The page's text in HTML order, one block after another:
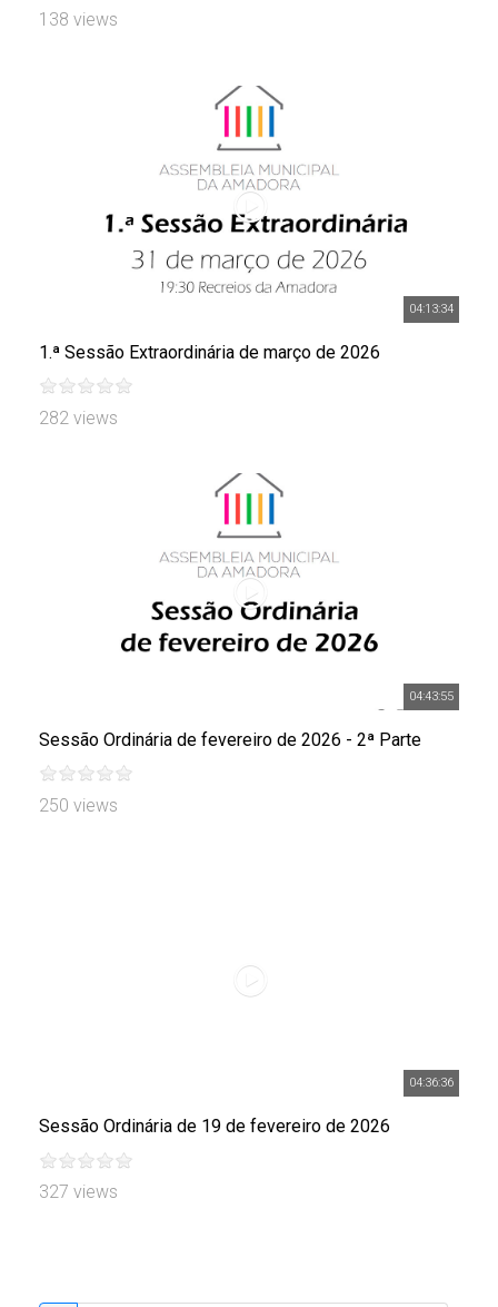
138 views
04:13:34
1.ª Sessão Extraordinária de março de 2026
282 views
04:43:55
Sessão Ordinária de fevereiro de 2026 - 2ª Parte
250 views
04:36:36
Sessão Ordinária de 19 de fevereiro de 2026
327 views